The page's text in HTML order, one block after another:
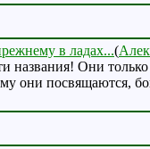
в ладах...(
названия! Они
они посвящаются,